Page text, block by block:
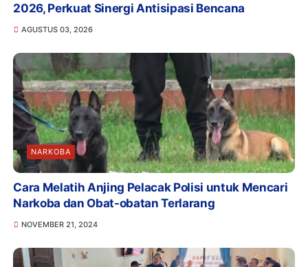
2026, Perkuat Sinergi Antisipasi Bencana
AGUSTUS 03, 2026
NARKOBA
Cara Melatih Anjing Pelacak Polisi untuk Mencari
Narkoba dan Obat-obatan Terlarang
NOVEMBER 21, 2024